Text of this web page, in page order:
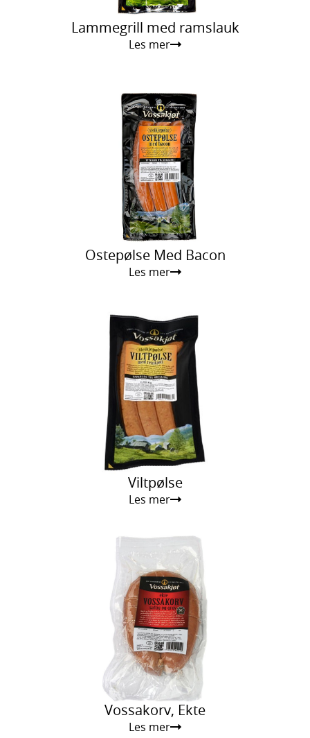
Lammegrill med ramslauk
Les mer
Ostepølse Med Bacon
Les mer
Viltpølse
Les mer
Vossakorv, Ekte
Les mer